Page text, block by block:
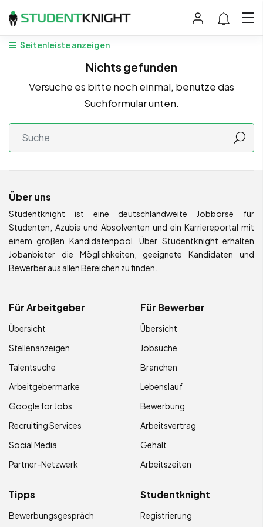
Seitenleiste anzeigen
Nichts gefunden
Versuche es bitte noch einmal, benutze das
Suchformular unten.
Über uns
Studentknight ist eine deutschlandweite Jobbörse für
Studenten, Azubis und Absolventen und ein Karriereportal mit
einem großen Kandidatenpool. Über Studentknight erhalten
Jobanbieter die Möglichkeiten, geeignete Kandidaten und
Bewerber aus allen Bereichen zu finden.
Für Arbeitgeber
Übersicht
Stellenanzeigen
Talentsuche
Arbeitgebermarke
Google for Jobs
Recruiting Services
Social Media
Partner-Netzwerk
Für Bewerber
Übersicht
Jobsuche
Branchen
Lebenslauf
Bewerbung
Arbeitsvertrag
Gehalt
Arbeitszeiten
Tipps
Bewerbungsgespräch
Studentknight
Registrierung